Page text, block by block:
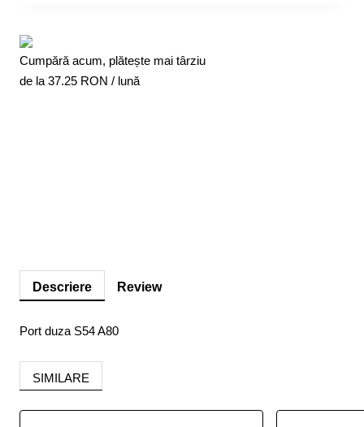
Cumpără acum, plătește mai târziu
de la 37.25 RON / lună
Descriere Review
Port duza S54 A80
SIMILARE